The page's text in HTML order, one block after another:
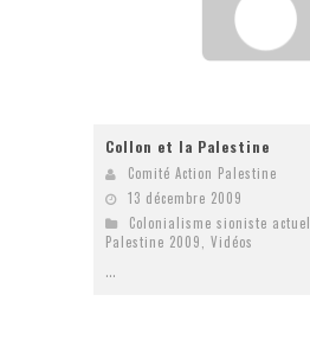
Collon et la Palestine
Comité Action Palestine
13 décembre 2009
Colonialisme sioniste actuel
Palestine 2009
Vidéos
...